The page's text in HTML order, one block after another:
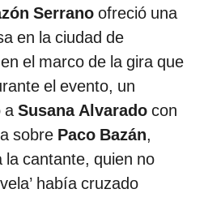
Serrano ofreció una
en la ciudad de
el marco de la gira que
el evento, un
aSusana Alvarado con
sobre Paco Bazán,
cantante, quien no
había cruzado